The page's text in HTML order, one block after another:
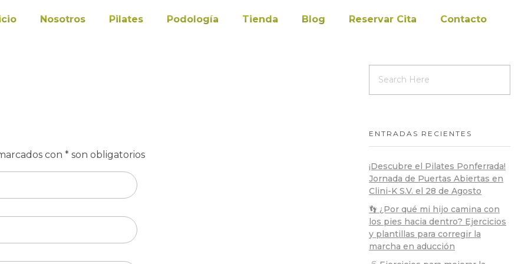
Nosotros Pilates Podología Tienda Blog Reservar Cita Contacto
ENTRADAS RECIENTES
¡Descubre el Pilates Ponferrada!
Jornada de Puertas Abiertas en
Clini-K S.V. el 28 de Agosto
👣 ¿Por qué mi hijo camina con
los pies hacia dentro? Ejercicios
y plantillas para corregir la
marcha en aducción